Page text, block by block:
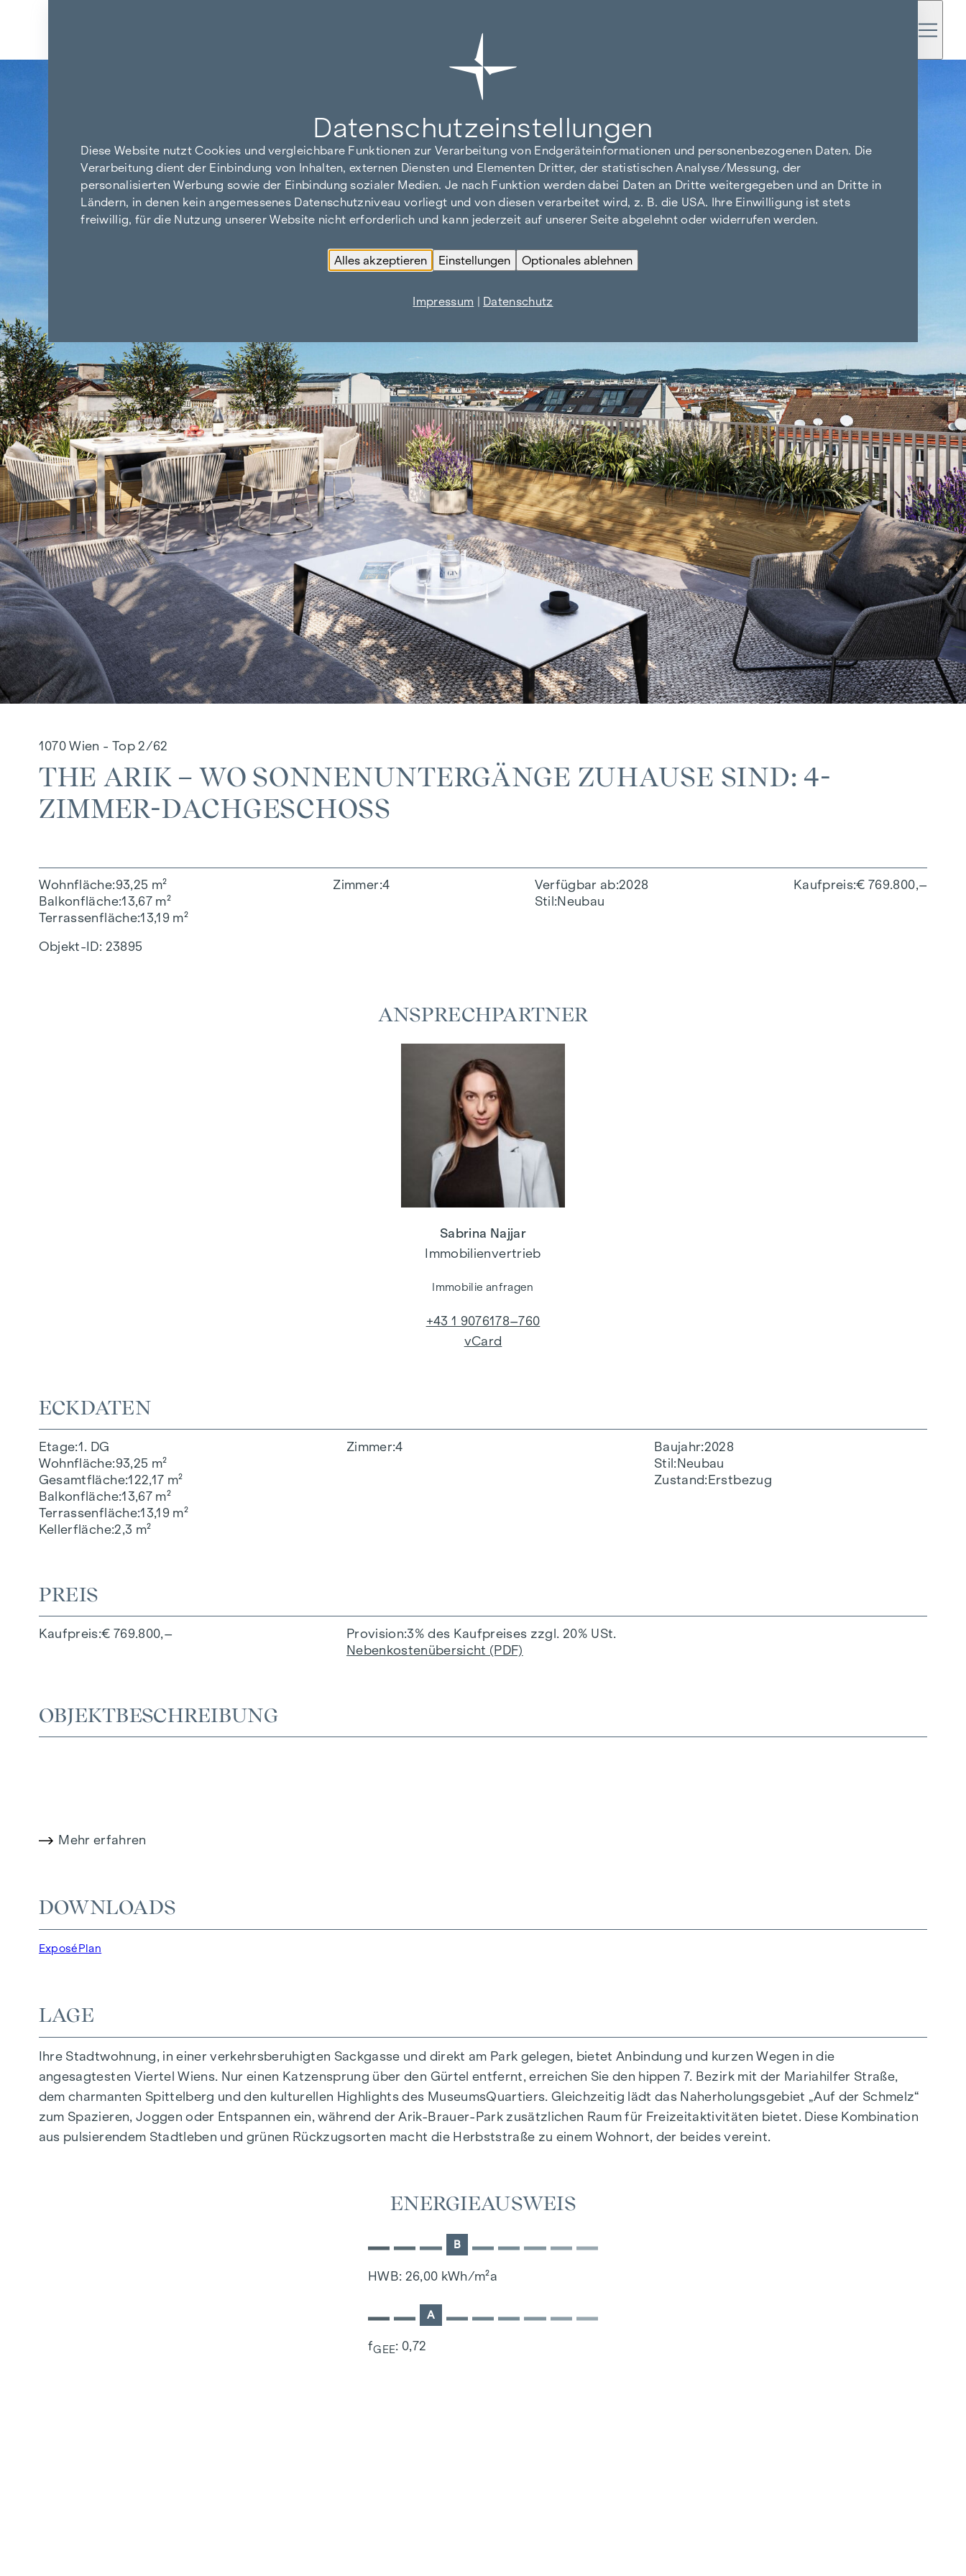
1070 Wien - Top 2/62
THE ARIK – WO SONNENUNTERGÄNGE ZUHAUSE SIND: 4-
ZIMMER-DACHGESCHOSS
Wohnfläche 93,25 m²
Balkonfläche 13,67 m²
Terrassenfläche 13,19 m²
Zimmer 4 Verfügbar ab 2028
Stil Neubau
Kaufpreis € 769.800,–
Objekt-ID: 23895
ECKDATEN
Etage 1. DG
Wohnfläche 93,25 m²
Gesamtfläche 122,17 m²
Balkonfläche 13,67 m²
Terrassenfläche 13,19 m²
Kellerfläche 2,3 m²
Zimmer 4 Baujahr 2028
Stil Neubau
Zustand Erstbezug
PREIS
Kaufpreis € 769.800,– Provision 3% des Kaufpreises zzgl. 20% USt.
Nebenkostenübersicht (PDF)
OBJEKTBESCHREIBUNG
Mehr erfahren
DOWNLOADS
ExposéPlan
LAGE
Ihre Stadtwohnung, in einer verkehrsberuhigten Sackgasse und direkt am Park gelegen, bietet Anbindung und kurzen Wegen in die
angesagtesten Viertel Wiens. Nur einen Katzensprung über den Gürtel entfernt, erreichen Sie den hippen 7. Bezirk mit der Mariahilfer Straße,
dem charmanten Spittelberg und den kulturellen Highlights des MuseumsQuartiers. Gleichzeitig lädt das Naherholungsgebiet „Auf der Schmelz“
zum Spazieren, Joggen oder Entspannen ein, während der Arik-Brauer-Park zusätzlichen Raum für Freizeitaktivitäten bietet. Diese Kombination
aus pulsierendem Stadtleben und grünen Rückzugsorten macht die Herbststraße zu einem Wohnort, der beides vereint.
ANSPRECHPARTNER
Sabrina Najjar
Immobilienvertrieb
Immobilie anfragen
+43 1 9076178–760
vCard
ENERGIEAUSWEIS
B
HWB: 26,00 kWh/m²a
A
fGEE: 0,72
Datenschutz­einstellungen
Diese Website nutzt Cookies und vergleichbare Funktionen zur Verarbeitung von Endgeräteinformationen und personenbezogenen Daten. Die
Verarbeitung dient der Einbindung von Inhalten, externen Diensten und Elementen Dritter, der statistischen Analyse/Messung, der
personalisierten Werbung sowie der Einbindung sozialer Medien. Je nach Funktion werden dabei Daten an Dritte weitergegeben und an Dritte in
Ländern, in denen kein angemessenes Datenschutzniveau vorliegt und von diesen verarbeitet wird, z. B. die USA. Ihre Einwilligung ist stets
freiwillig, für die Nutzung unserer Website nicht erforderlich und kann jederzeit auf unserer Seite abgelehnt oder widerrufen werden.
Alles akzeptieren Einstellungen Optionales ablehnen
Impressum | Datenschutz